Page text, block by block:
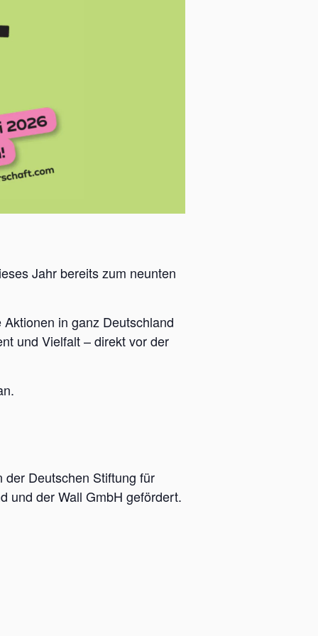
Jahr bereits zum neunten
in ganz Deutschland
und Vielfalt – direkt vor der
der Deutschen Stiftung für
und der Wall GmbH gefördert.